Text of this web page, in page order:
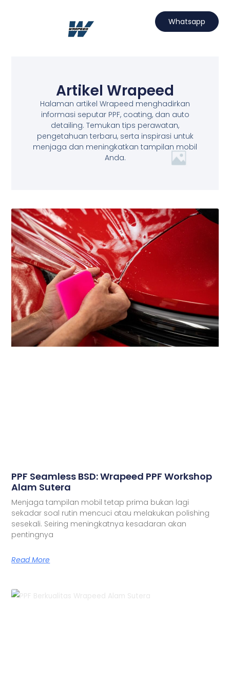
Whatsapp
Artikel Wrapeed
Halaman artikel Wrapeed menghadirkan
informasi seputar PPF, coating, dan auto
detailing. Temukan tips perawatan,
pengetahuan terbaru, serta inspirasi untuk
menjaga dan meningkatkan tampilan mobil
Anda.
PPF Seamless BSD: Wrapeed PPF Workshop
Alam Sutera
Menjaga tampilan mobil tetap prima bukan lagi
sekadar soal rutin mencuci atau melakukan polishing
sesekali. Seiring meningkatnya kesadaran akan
pentingnya
Read More